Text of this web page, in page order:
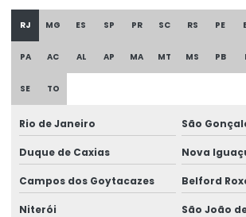
Etiqueta Termica Para Impressora
Etiqueta Térmica Para Impressora Térmica
Etiquetas Adesivas
RJ MG ES SP PR SC RS PE
PA AC AL AP MA MT MS PB
SE TO
Rio de Janeiro São
Duque de Caxias Nova
Campos dos Goytacazes Belford
Niterói São João